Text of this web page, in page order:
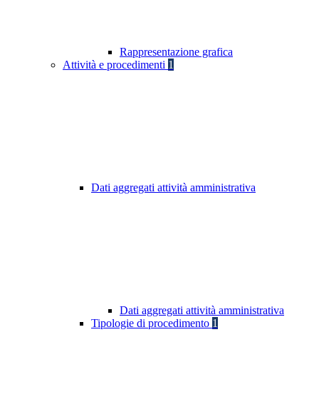
Rappresentazione grafica
Attività e procedimenti 1
Dati aggregati attività amministrativa
Dati aggregati attività amministrativa
Tipologie di procedimento 1